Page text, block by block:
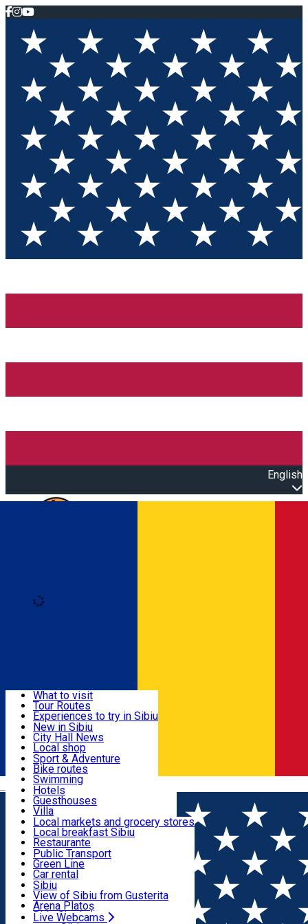
English
Română
Useful info
Activities & Adventure
Accommodation
Food, Drinks & Nightlife
Transport & Parking
Live Webcams
What to visit
Tour Routes
Experiences to try in Sibiu
Podcast
Culture
Museums
Churches
Parks, Zoo
County of Sibiu
New in Sibiu
City Hall News
Local shop
Sibiu artisans
Sibiul Verde
Public services
Education
How do I get to Sibiu
Tourist Info
Tour Guides
Guided tours
Publicații locale
Beauty salons
Sport & Adventure
Bike routes
Swimming
Riding
Indoor activities
Loc de joacă indoor
Loc de joacă outdoor
Ski
Ice skating
Yoga
Hotels
Guesthouses
Villa
Hostels
Motel
Camping
Renting rooms
Rooms for rent
Accommodation outside Sibiu
Local markets and grocery stores
Local breakfast Sibiu
Restaurante
Pizza
Fast Food
Coffee
Sweets
Pub, Bar
Night clubs
Bakeries
Public Transport
Green Line
Car rental
Rent a bike
Scooter rentals
Taxi
Ride Sharing
Sibiu
View of Sibiu from Gusterita
Arena Platoș
Live Webcams